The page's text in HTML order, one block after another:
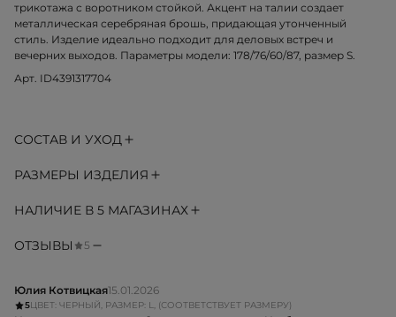
трикотажа с воротником стойкой. Акцент на талии создает
металлическая серебряная брошь, придающая утонченный
стиль. Изделие идеально подходит для деловых встреч и
вечерних выходов. Параметры модели: 178/76/60/87, размер S.
Арт. ID4391317704
СОСТАВ И УХОД
РАЗМЕРЫ ИЗДЕЛИЯ
НАЛИЧИЕ В 5 МАГАЗИНАХ
ОТЗЫВЫ 5
Юлия Котвицкая15.01.2026
5ЦВЕТ: ЧЕРНЫЙ, РАЗМЕР: L, (СООТВЕТСТВУЕТ РАЗМЕРУ)